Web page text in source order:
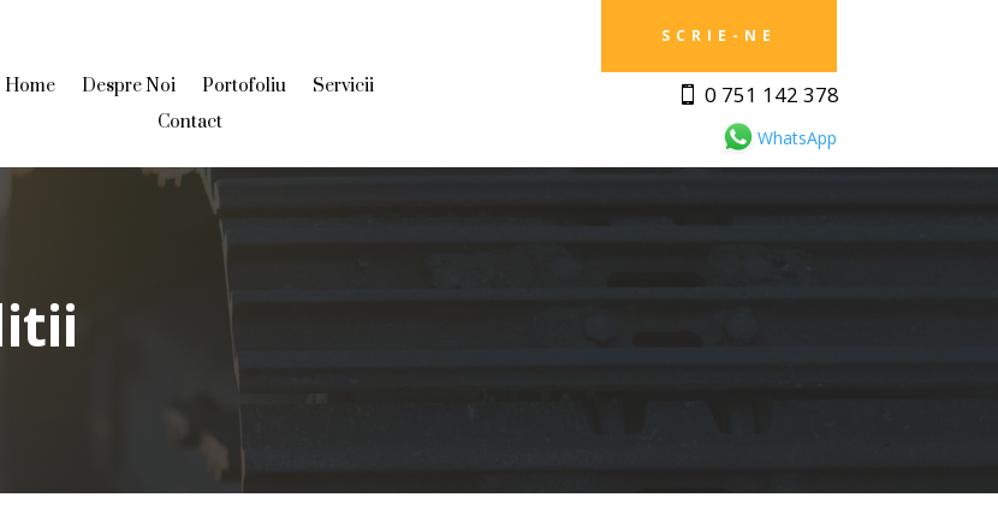
Home Despre Noi Portofoliu
Servicii
Contact
SCRIE-NE
0 751 142 378
WhatsApp